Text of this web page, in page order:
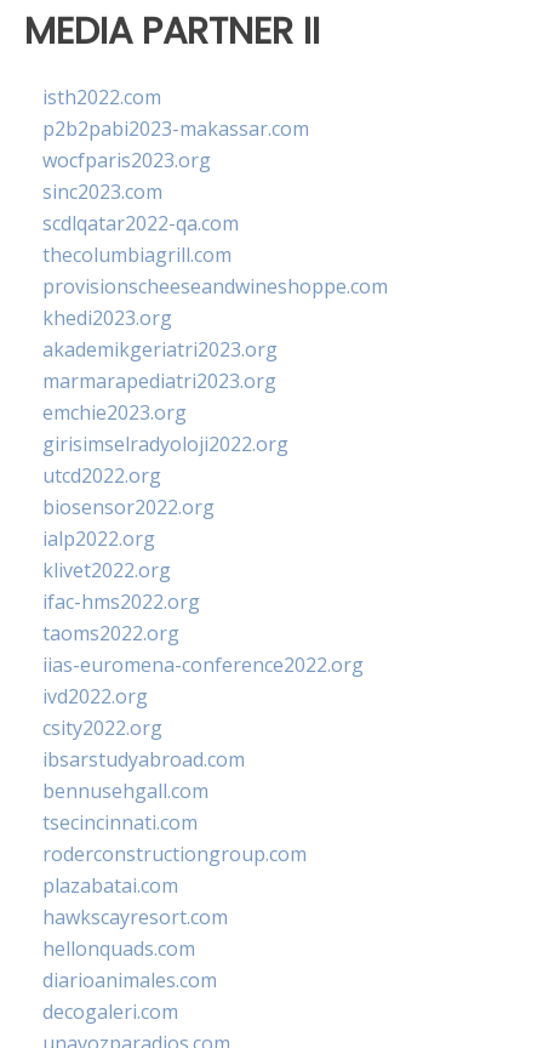
MEDIA PARTNER II
isth2022.com
p2b2pabi2023-makassar.com
wocfparis2023.org
sinc2023.com
scdlqatar2022-qa.com
thecolumbiagrill.com
provisionscheeseandwineshoppe.com
khedi2023.org
akademikgeriatri2023.org
marmarapediatri2023.org
emchie2023.org
girisimselradyoloji2022.org
utcd2022.org
biosensor2022.org
ialp2022.org
klivet2022.org
ifac-hms2022.org
taoms2022.org
iias-euromena-conference2022.org
ivd2022.org
csity2022.org
ibsarstudyabroad.com
bennusehgall.com
tsecincinnati.com
roderconstructiongroup.com
plazabatai.com
hawkscayresort.com
hellonquads.com
diarioanimales.com
decogaleri.com